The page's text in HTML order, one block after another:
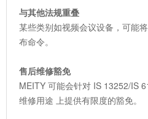
与其他法规重叠
某些类别如视频会议设备，可能
布命令。
售后维修豁免
MEITY 可能会针对 IS 13252/IS
维修用途 上提供有限度的豁免。